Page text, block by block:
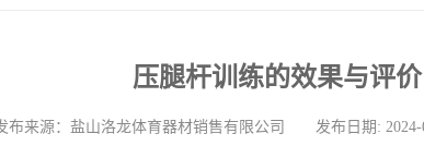
压腿杆训练的效果与评价
布来源：盐山洛龙体育器材销售有限公司 发布日期: